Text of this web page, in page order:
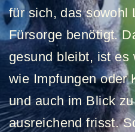
für sich, das sowohl
Fürsorge benötigt.
gesund bleibt, ist es
wie Impfungen oder
und auch im Blick
ausreichend frisst.